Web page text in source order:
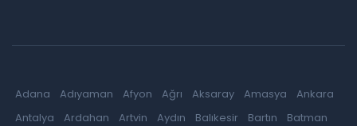
Adana Adıyaman Afyon Ağrı Aksaray Amasya
Ankara
Antalya
Ardahan Artvin Aydın Balıkesir Bartın
Batman